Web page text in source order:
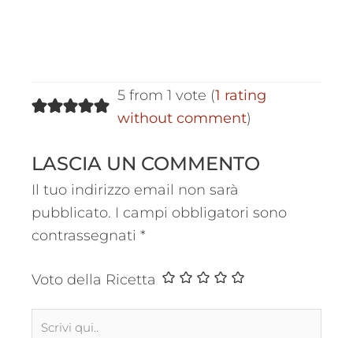
5 from 1 vote (1 rating
without comment)
LASCIA UN COMMENTO
Il tuo indirizzo email non sarà
pubblicato. I campi obbligatori sono
contrassegnati *
Voto della Ricetta
Scrivi